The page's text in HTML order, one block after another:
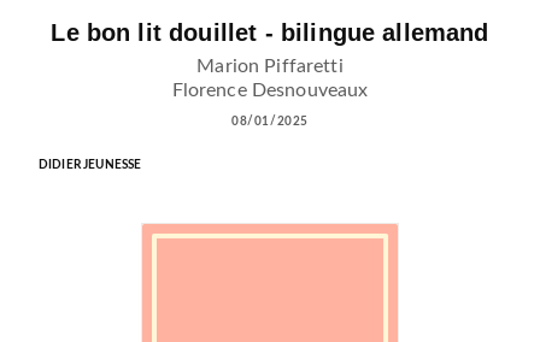
Le bon lit douillet - bilingue allemand
Marion Piffaretti
Florence Desnouveaux
08/01/2025
DIDIER JEUNESSE